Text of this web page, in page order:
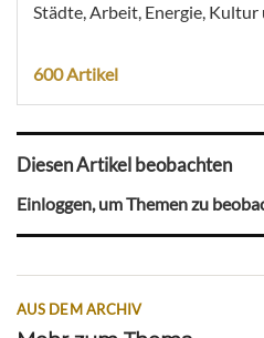
Städte, Arbeit, Energie,
600 Artikel
Diesen Artikel beobachten
Einloggen, um Themen zu
AUS DEM ARCHIV